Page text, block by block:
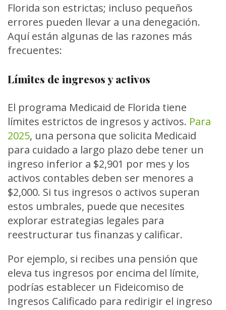
Florida son estrictas; incluso pequeños
errores pueden llevar a una denegación.
Aquí están algunas de las razones más
frecuentes:
Límites de ingresos y activos
El programa Medicaid de Florida tiene
límites estrictos de ingresos y activos. Para
2025, una persona que solicita Medicaid
para cuidado a largo plazo debe tener un
ingreso inferior a $2,901 por mes y los
activos contables deben ser menores a
$2,000. Si tus ingresos o activos superan
estos umbrales, puede que necesites
explorar estrategias legales para
reestructurar tus finanzas y calificar.
Por ejemplo, si recibes una pensión que
eleva tus ingresos por encima del límite,
podrías establecer un Fideicomiso de
Ingresos Calificado para redirigir el ingreso